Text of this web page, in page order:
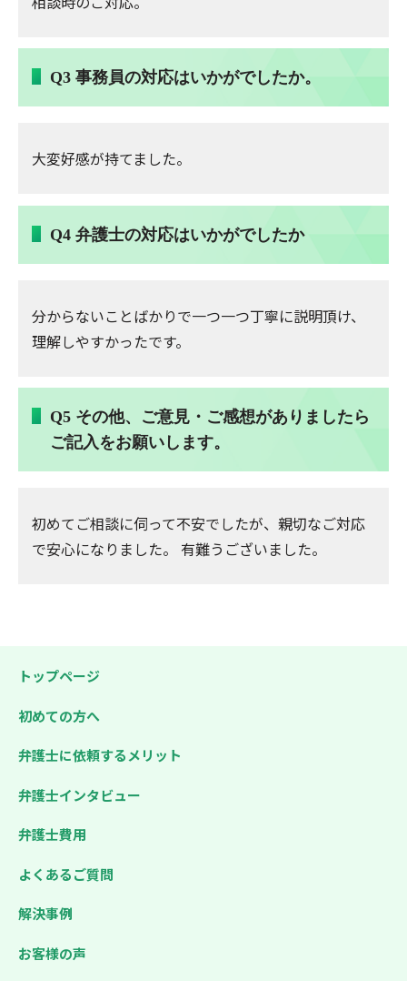
Q3 事務員の対応はいかがでしたか。
大変好感が持てました。
Q4 弁護士の対応はいかがでしたか
分からないことばかりで一つ一つ丁寧に説明頂け、
理解しやすかったです。
Q5 その他、ご意見・ご感想がありましたら
ご記入をお願いします。
初めてご相談に伺って不安でしたが、親切なご対応
で安心になりました。 有難うございました。
トップページ
初めての方へ
弁護士に依頼するメリット
弁護士インタビュー
弁護士費用
よくあるご質問
解決事例
お客様の声